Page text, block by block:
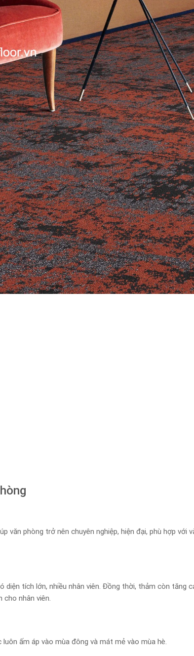
văn phòng trở nên chuyên nghiệp, hiện đại, phù hợp với
diện tích lớn, nhiều nhân viên. Đồng thời, thảm còn tăng
cho nhân viên.
ấm áp vào mùa đông và mát mẻ vào mùa hè.